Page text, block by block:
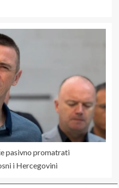
pasivno promatrati
i Hercegovini